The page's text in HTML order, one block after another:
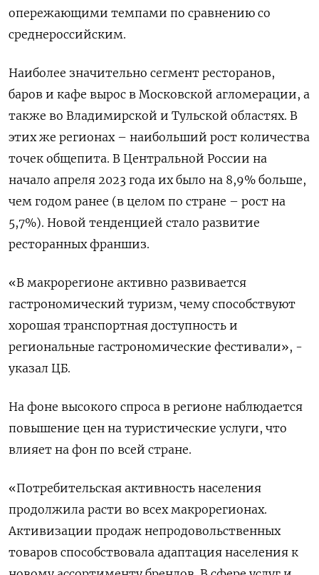
опережающими темпами по сравнению со
среднероссийским.
Наиболее значительно сегмент ресторанов,
баров и кафе вырос в Московской агломерации, а
также во Владимирской и Тульской областях. В
этих же регионах – наибольший рост количества
точек общепита. В Центральной России на
начало апреля 2023 года их было на 8,9% больше,
чем годом ранее (в целом по стране – рост на
5,7%). Новой тенденцией стало развитие
ресторанных франшиз.
«В макрорегионе активно развивается
гастрономический туризм, чему способствуют
хорошая транспортная доступность и
региональные гастрономические фестивали», -
указал ЦБ.
На фоне высокого спроса в регионе наблюдается
повышение цен на туристические услуги, что
влияет на фон по всей стране.
«Потребительская активность населения
продолжила расти во всех макрорегионах.
Активизации продаж непродовольственных
товаров способствовала адаптация населения к